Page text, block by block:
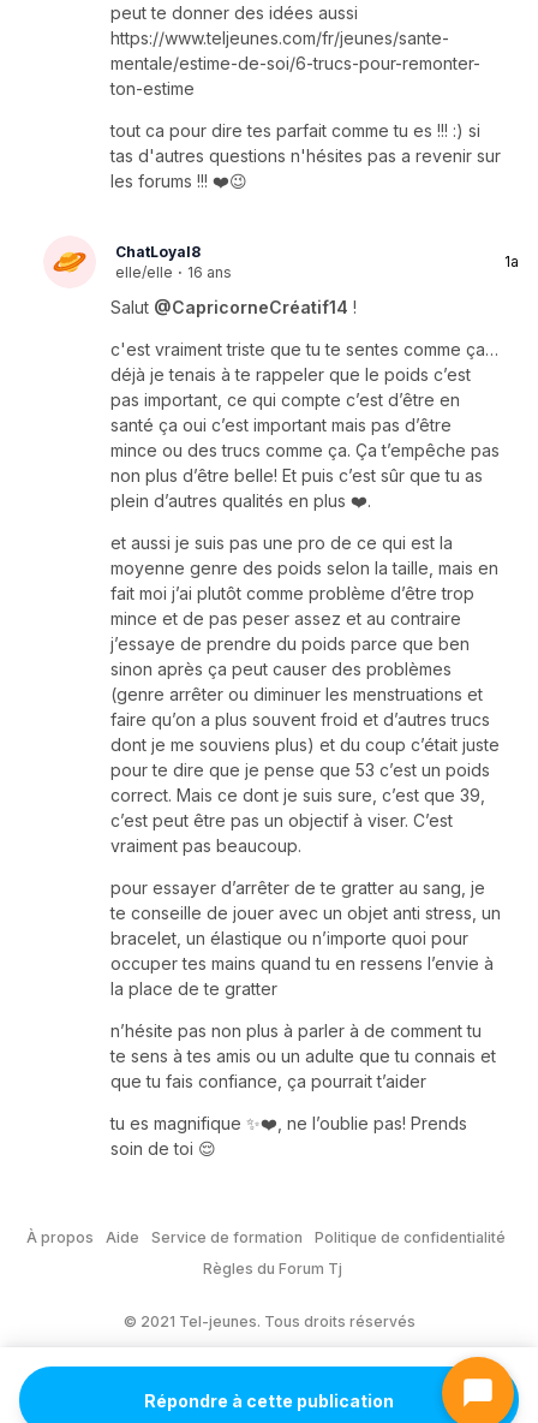
peut te donner des idées aussi
https://www.teljeunes.com/fr/jeunes/sante-
mentale/estime-de-soi/6-trucs-pour-remonter-
ton-estime
tout ca pour dire tes parfait comme tu es !!! :) si
tas d'autres questions n'hésites pas a revenir sur
les forums !!! ❤️😉
ChatLoyal8
elle/elle · 16 ans
1a
Salut @CapricorneCréatif14 !
c'est vraiment triste que tu te sentes comme ça…
déjà je tenais à te rappeler que le poids c’est
pas important, ce qui compte c’est d’être en
santé ça oui c’est important mais pas d’être
mince ou des trucs comme ça. Ça t’empêche pas
non plus d’être belle! Et puis c’est sûr que tu as
plein d’autres qualités en plus ❤️.
et aussi je suis pas une pro de ce qui est la
moyenne genre des poids selon la taille, mais en
fait moi j’ai plutôt comme problème d’être trop
mince et de pas peser assez et au contraire
j’essaye de prendre du poids parce que ben
sinon après ça peut causer des problèmes
(genre arrêter ou diminuer les menstruations et
faire qu’on a plus souvent froid et d’autres trucs
dont je me souviens plus) et du coup c’était juste
pour te dire que je pense que 53 c’est un poids
correct. Mais ce dont je suis sure, c’est que 39,
c’est peut être pas un objectif à viser. C’est
vraiment pas beaucoup.
pour essayer d’arrêter de te gratter au sang, je
te conseille de jouer avec un objet anti stress, un
bracelet, un élastique ou n’importe quoi pour
occuper tes mains quand tu en ressens l’envie à
la place de te gratter
n’hésite pas non plus à parler à de comment tu
te sens à tes amis ou un adulte que tu connais et
que tu fais confiance, ça pourrait t’aider
tu es magnifique ✨❤️, ne l’oublie pas! Prends
soin de toi 😌
Répondre à cette publication
À propos Aide Service de formation
Politique de confidentialité
Règles du Forum Tj
© 2021 Tel-jeunes. Tous droits réservés